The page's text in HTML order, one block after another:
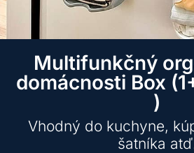
Multifunkčný
domácnosti Box
)
Vhodný do kuchyne,
šatníka